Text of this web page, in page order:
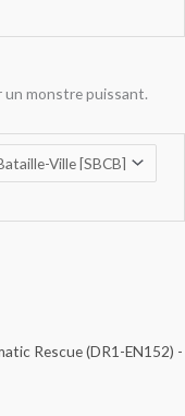
un monstre puissant.